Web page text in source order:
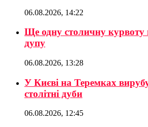
06.08.2026, 14:22
Ще одну столичну курвоту
дупу
06.08.2026, 13:28
У Києві на Теремках
столітні дуби
06.08.2026, 12:45